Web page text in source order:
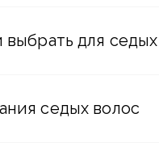
выбрать для
седых волос